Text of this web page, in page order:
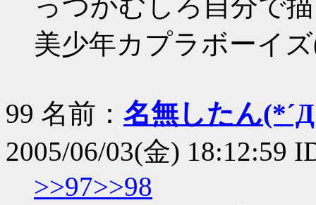
美少年カプラボーイ
99 名前： 名無したん
2005/06/03(金) 18:12:59
>>97>>98